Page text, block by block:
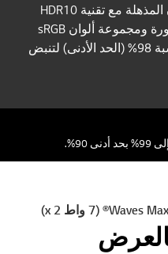
اغمر حواسك في عالم من الألوان المذهلة مع تقنية HDR10
التي تعمل على تحسين جودة الصورة ومجموعة ألوان sRGB
99% (نموذجي) ونطاق الألوان بنسبة 98% (الحد الأدنى) لتنبض